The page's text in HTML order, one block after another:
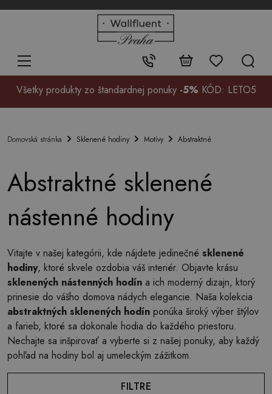
Kontakt:
+48
99
Všetky produkty zo štandardnej ponuky -5% KÓD: LETO5
Domovská stránka Sklenené hodiny Motívy Abstraktné
Abstraktné sklenené
nástenné hodiny
Vitajte v našej kategórii, kde nájdete jedinečné sklenené
hodiny, ktoré skvele ozdobia váš interiér. Objavte krásu
sklenených nástenných hodín a ich moderný dizajn, ktorý
prinesie do vášho domova nádych elegancie. Naša kolekcia
abstraktných sklenených hodín ponúka široký výber štýlov
a farieb, ktoré sa dokonale hodia do každého priestoru.
Nechajte sa inšpirovať a vyberte si z našej ponuky, aby každý
pohľad na hodiny bol aj umeleckým zážitkom.
FILTRE